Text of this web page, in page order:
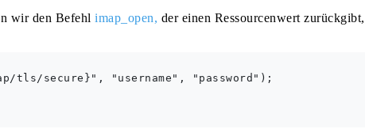
wir den Befehl imap_open, der einen Ressourcenwert zurückgibt,
tls/secure}", "username", "password");